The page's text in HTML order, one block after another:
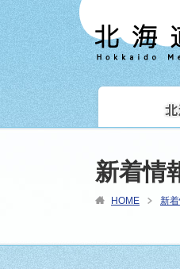
新着情
HOME 新